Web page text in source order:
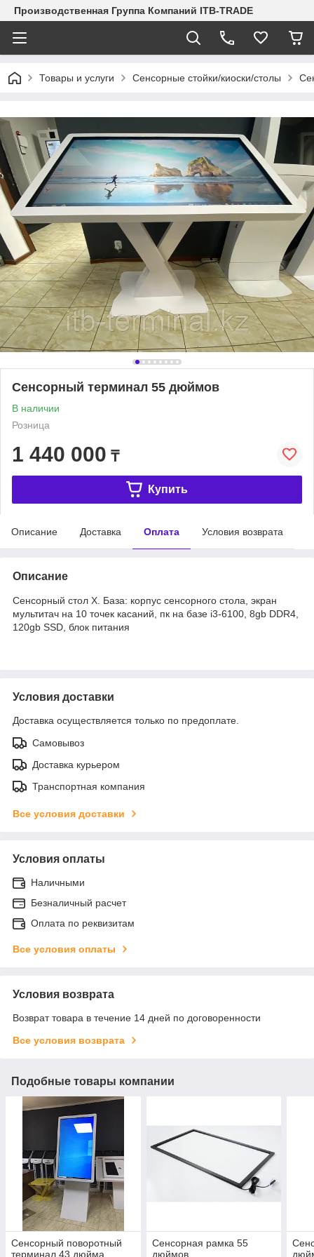
Производственная Группа Компаний ITB-TRADE
Товары и услуги Сенсорные стойки/киоски/столы
Сенсорный терминал 55 дюймов
В наличии
Розница
1 440 000 ₸
Купить
Описание Доставка Оплата Условия возврата
Описание
Сенсорный стол X. База: корпус сенсорного стола, экран
мультитач на 10 точек касаний, пк на базе i3-6100, 8gb DDR4,
120gb SSD, блок питания
Условия доставки
Доставка осуществляется только по предоплате.
Самовывоз
Доставка курьером
Транспортная компания
Все условия доставки
Условия оплаты
Наличными
Безналичный расчет
Оплата по реквизитам
Все условия оплаты
Условия возврата
Возврат товара в течение 14 дней по договоренности
Все условия возврата
Подобные товары компании
Сенсорный поворотный
терминал 43 дюйма
Сенсорная рамка 55
дюймов